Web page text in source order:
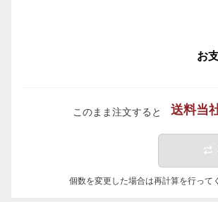
個数を変更した場合は再計算を行って
お
このまま注文すると 送料当